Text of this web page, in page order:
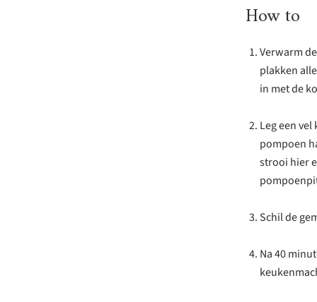
How to
Verwarm
plakken
in met de
Leg een
pompoen
strooi hier
Schil de
Na 40